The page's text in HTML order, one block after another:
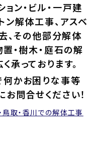
ン・ビル・一戸建
ン解体工事、アスベ
、その他部分解体
置・樹木・庭石の解
承っております。
何かお困りな事等
問合せください！
鳥取・香川での解体工事